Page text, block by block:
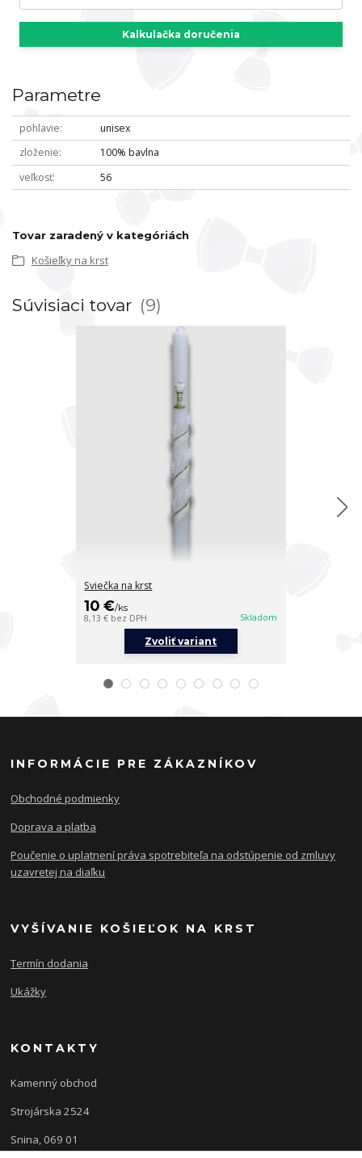
Kalkulačka doručenia
Parametre
pohlavie
unisex
zloženie
100% bavlna
veľkosť
56
Tovar zaradený v kategóriách
Košieľky na krst
Súvisiaci tovar 9
Sviečka na krst
10 €/ks
8,13 € bez DPH Skladom
Zvoliť variant
INFORMÁCIE PRE ZÁKAZNÍKOV
Obchodné podmienky
Doprava a platba
Poučenie o uplatnení práva spotrebiteľa na odstúpenie od zmluvy
uzavretej na diaľku
VYŠÍVANIE KOŠIEĽOK NA KRST
Termín dodania
Ukážky
KONTAKTY
Kamenný obchod
Strojárska 2524
Snina, 069 01